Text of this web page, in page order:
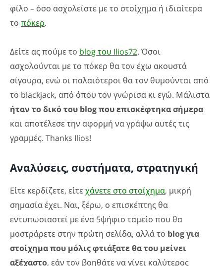
φίλο – όσο ασχολείστε με το στοίχημα ή ιδιαίτερα
το πόκερ.
Δείτε ας πούμε το blog του Ilios72. Όσοι
ασχολούνται με το πόκερ θα τον έχω ακουστά
σίγουρα, ενώ οι παλαιότεροι θα τον θυμούνται από
το blackjack, από όπου τον γνώρισα κι εγώ. Μάλιστα
ήταν το δικό του blog που επισκέφτηκα σήμερα
και αποτέλεσε την αφορμή να γράψω αυτές τις
γραμμές. Thanks Ilios!
Αναλύσεις, συστήματα, στρατηγική
Είτε κερδίζετε, είτε χάνετε στο στοίχημα, μικρή
σημασία έχει. Ναι, ξέρω, ο επισκέπτης θα
εντυπωσιαστεί με ένα 5ψήφιο ταμείο που θα
μοστράρετε στην πρώτη σελίδα, αλλά το blog για
στοίχημα που μόλις φτιάξατε θα του μείνει
αξέχαστο, εάν τον βοηθάτε να γίνει καλύτερος